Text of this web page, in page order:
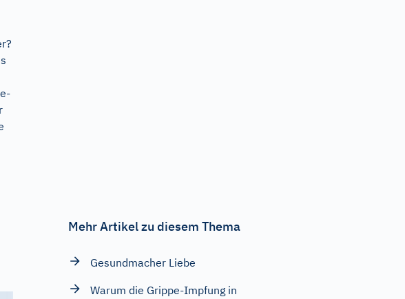
Mehr Artikel zu diesem Thema
Gesundmacher Liebe
Warum die Grippe-Impfung in